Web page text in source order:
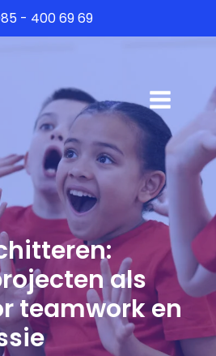
- 400 69 69
als
teamwork en